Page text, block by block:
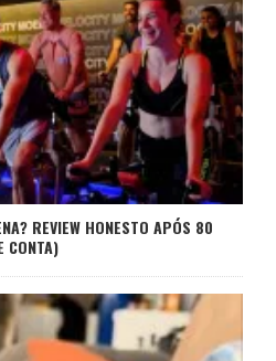
REVIEW HONESTO APÓS 80
CONTA)